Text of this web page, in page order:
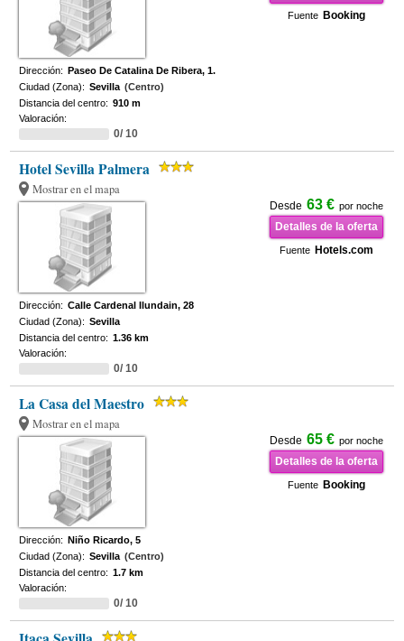
Fuente Booking
Dirección: Paseo De Catalina De Ribera, 1.
Ciudad (Zona): Sevilla (Centro)
Distancia del centro: 910 m
Valoración:
0/ 10
Hotel Sevilla Palmera
Mostrar en el mapa
Desde 63 € por noche
Detalles de la oferta
Fuente Hotels.com
Dirección: Calle Cardenal Ilundain, 28
Ciudad (Zona): Sevilla
Distancia del centro: 1.36 km
Valoración:
0/ 10
La Casa del Maestro
Mostrar en el mapa
Desde 65 € por noche
Detalles de la oferta
Fuente Booking
Dirección: Niño Ricardo, 5
Ciudad (Zona): Sevilla (Centro)
Distancia del centro: 1.7 km
Valoración:
0/ 10